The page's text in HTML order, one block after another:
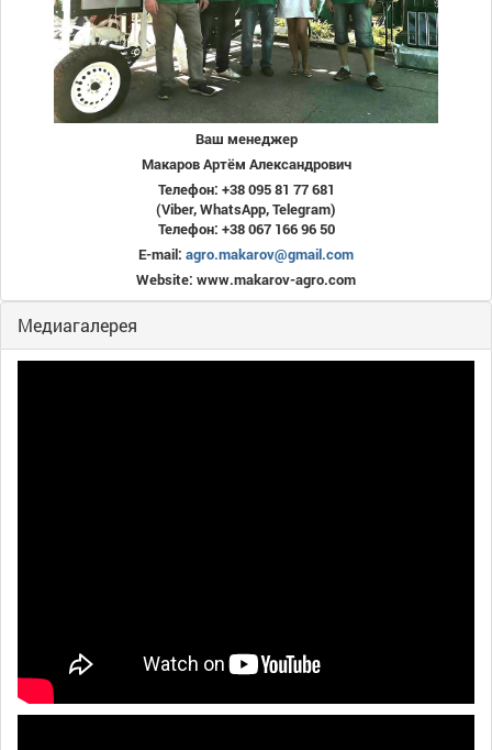
Ваш менеджер
Макаров Артём Александрович
Телефон: +38 095 81 77 681
(Viber, WhatsApp, Telegram)
Телефон: +38 067 166 96 50
E-mail: agro.makarov@gmail.com
Website: www.makarov-agro.com
Медиагалерея